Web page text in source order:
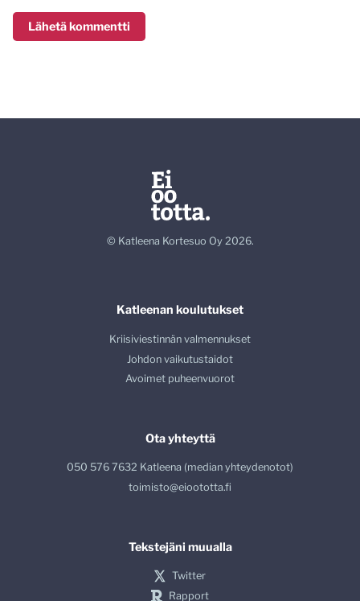
© Katleena Kortesuo Oy 2026.
Katleenan koulutukset
Kriisiviestinnän valmennukset
Johdon vaikutustaidot
Avoimet puheenvuorot
Ota yhteyttä
050 576 7632 Katleena (median yhteydenotot)
toimisto@eioototta.fi
Tekstejäni muualla
Twitter
Rapport